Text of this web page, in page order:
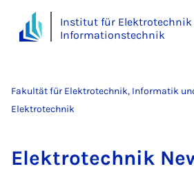
Institut für Elektrotechnik
Informationstechnik
Fakultät für Elektrotechnik, Informatik
Elektrotechnik
Elek­tro­tech­nik